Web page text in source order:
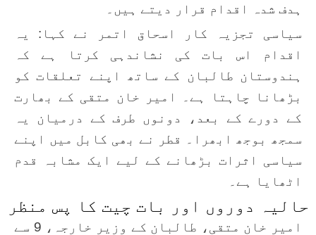
ہدف شدہ اقدام قرار دیتے ہیں۔
سیاسی تجزیہ کار اسحاق اتمر نے کہا: یہ
اقدام اس بات کی نشاندہی کرتا ہے کہ
ہندوستان طالبان کے ساتھ اپنے تعلقات کو
بڑھانا چاہتا ہے۔ امیر خان متقی کے بھارت
کے دورے کے بعد، دونوں طرف کے درمیان یہ
سمجھ بوجھ ابھرا۔ قطر نے بھی کابل میں اپنے
سیاسی اثرات بڑھانے کے لیے ایک مشابہ قدم
اٹھایا ہے۔
حالیہ دوروں اور بات چیت کا پس منظر
امیر خان متقی، طالبان کے وزیر خارجہ، 9 سے